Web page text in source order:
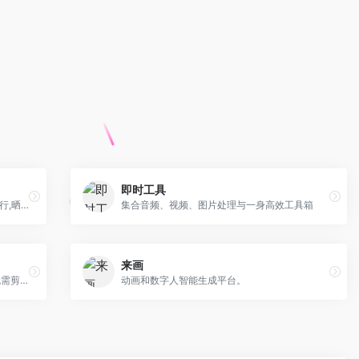
可以用它收集灵感,保存有用的素材,计划旅行,晒晒自己想要的东西
即时工具
集合音频、视频、图片处理与一身高效工具箱
一键生成3D视频 ，千种精品模板任用，无需剪辑拍摄
来画
动画和数字人智能生成平台。